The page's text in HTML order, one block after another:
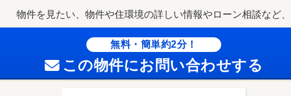
物件を見たい、物件や住環境の詳しい情報やローン相談など、
無料・簡単約2分！
この物件にお問い合わせする